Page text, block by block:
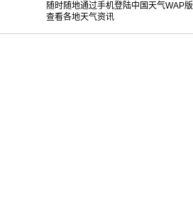
随时随地通过手机登陆中国天气WAP版
查看各地天气资讯